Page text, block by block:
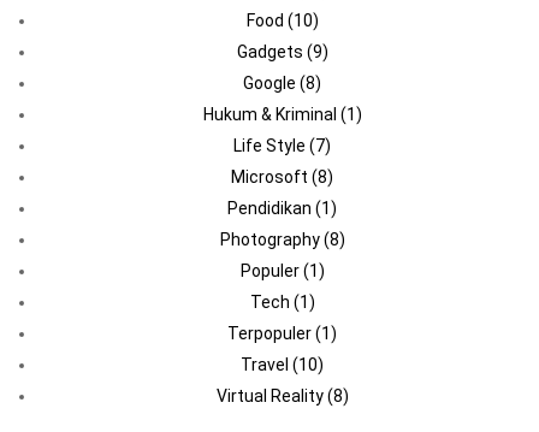
Food (10)
Gadgets (9)
Google (8)
Hukum & Kriminal (1)
Life Style (7)
Microsoft (8)
Pendidikan (1)
Photography(8)
Populer(1)
Tech (1)
Terpopuler(1)
Travel (10)
Virtual Reality(8)